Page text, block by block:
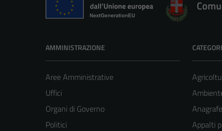
AMMINISTRAZIONE
Aree Amministrative
Uffici
Organi di Governo
Politici
Appalti